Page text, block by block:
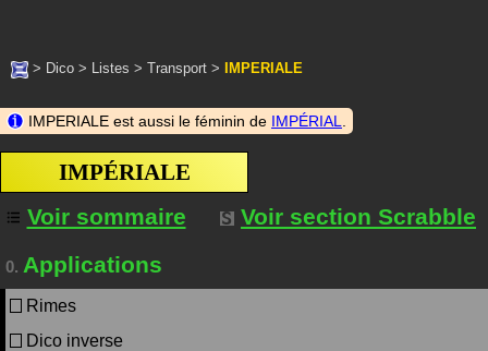
> Dico > Listes > Transport > IMPERIALE
IMPERIALE est aussi le féminin de IMPÉRIAL
IMPÉRIALE
Voir sommaire
Voir section Scrabble
0. Applications
Rimes
Dico inverse